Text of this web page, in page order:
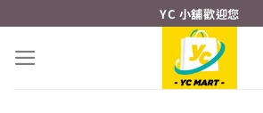
content
YC 小舖歡迎您